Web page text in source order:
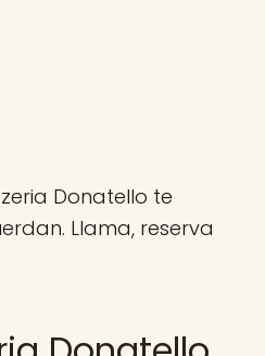
Donatello te
Llama, reserva